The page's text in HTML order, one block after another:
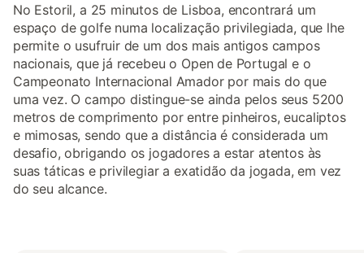
No Estoril, a 25 minutos de Lisboa, encontrará um
espaço de golfe numa localização privilegiada, que lhe
permite o usufruir de um dos mais antigos campos
nacionais, que já recebeu o Open de Portugal e o
Campeonato Internacional Amador por mais do que
uma vez. O campo distingue-se ainda pelos seus 5200
metros de comprimento por entre pinheiros, eucaliptos
e mimosas, sendo que a distância é considerada um
desafio, obrigando os jogadores a estar atentos às
suas táticas e privilegiar a exatidão da jogada, em vez
do seu alcance.